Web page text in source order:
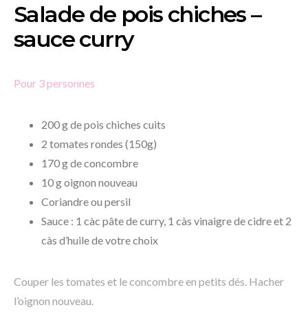
Salade de pois chiches –
sauce curry
Pour 3 personnes
200 g de pois chiches cuits
2 tomates rondes (150g)
170 g de concombre
10 g oignon nouveau
Coriandre ou persil
Sauce : 1 càc pâte de curry, 1 càs vinaigre de cidre et 2
càs d’huile de votre choix
Couper les tomates et le concombre en petits dés. Hacher
l’oignon nouveau.